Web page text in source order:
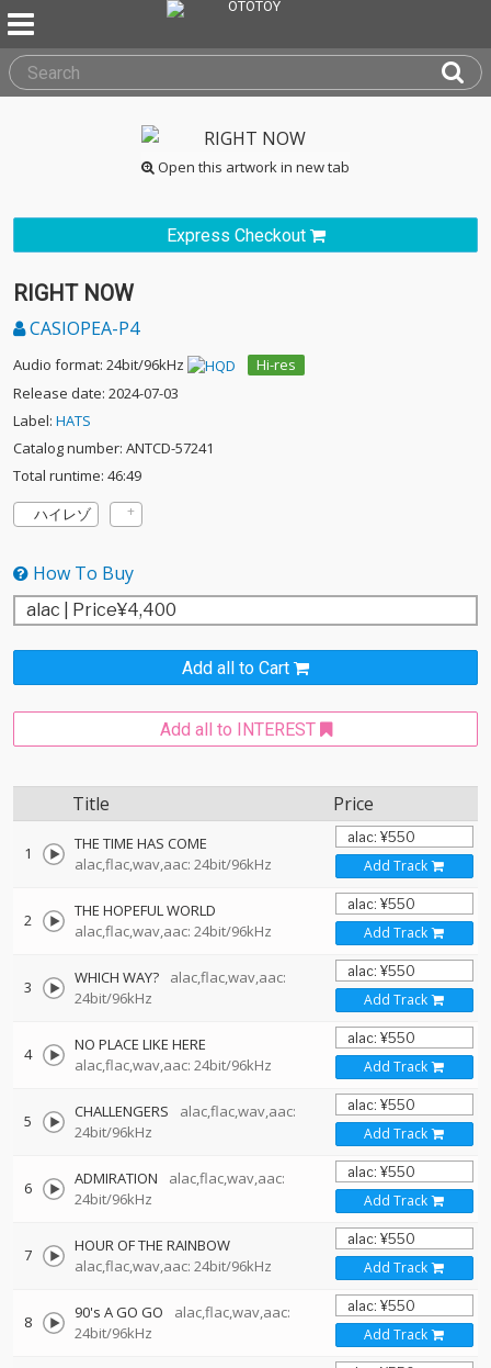
Open this artwork in new tab
Express Checkout
RIGHT NOW
CASIOPEA-P4
Audio format: 24bit/96kHz
Hi-res
Release date: 2024-07-03
Label: HATS
Catalog number: ANTCD-57241
Total runtime: 46:49
ハイレゾ
How To Buy
Add all to Cart
Add all to INTEREST
Title Price
1
THE TIME HAS COME
alac,flac,wav,aac: 24bit/96kHz
Add Track
2
THE HOPEFUL WORLD
alac,flac,wav,aac: 24bit/96kHz
Add Track
3 WHICH WAY?
alac,flac,wav,aac:
24bit/96kHz
Add Track
4
NO PLACE LIKE HERE
alac,flac,wav,aac: 24bit/96kHz
Add Track
5 CHALLENGERS
alac,flac,wav,aac:
24bit/96kHz
Add Track
6 ADMIRATION
alac,flac,wav,aac:
24bit/96kHz
Add Track
7
HOUR OF THE RAINBOW
alac,flac,wav,aac: 24bit/96kHz
Add Track
8 90's A GO GO
alac,flac,wav,aac:
24bit/96kHz
Add Track